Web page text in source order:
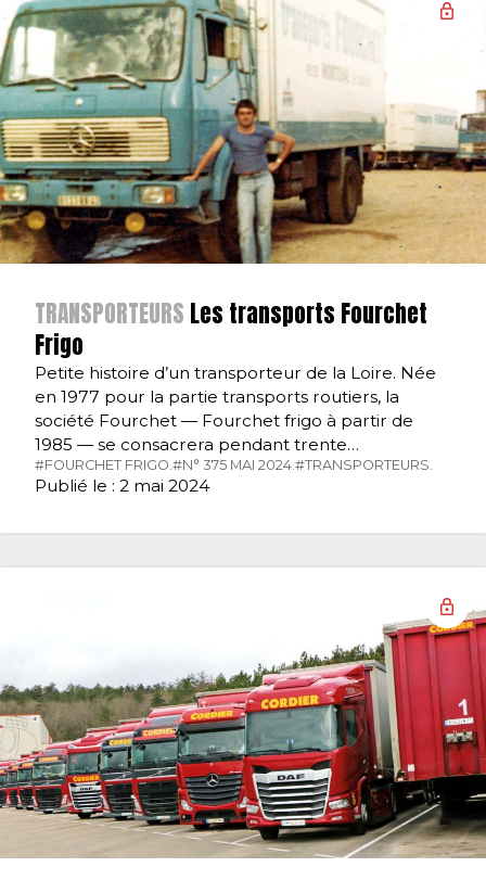
TRANSPORTEURS Les transports Fourchet
Frigo
Petite histoire d’un transporteur de la Loire. Née
en 1977 pour la partie transports routiers, la
société Fourchet — Fourchet frigo à partir de
1985 — se consacrera pendant trente…
#FOURCHET FRIGO. #N° 375 MAI 2024. #TRANSPORTEURS.
Publié le : 2 mai 2024